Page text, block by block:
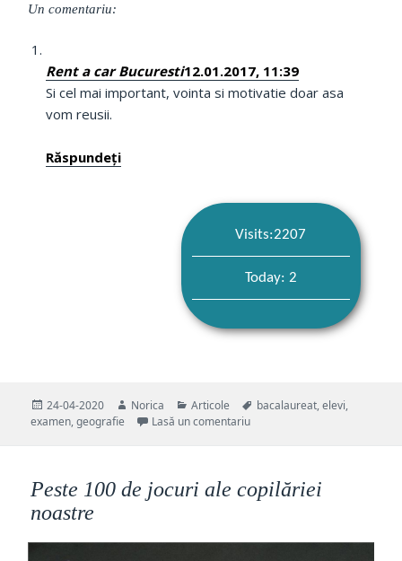
Un comentariu:
Rent a car Bucuresti12.01.2017, 11:39
Si cel mai important, vointa si motivatie doar asa
vom reusii.
Răspundeți
Visits:2207
Today: 2
Publicat
pe
24-04-2020 Autor
Norica Categorii
Articole Etichete
bacalaureat,elevi,
examen,geografie Lasă un comentariula Pregătire Geografie Bac:
Peste 100 de jocuri ale copilăriei
noastre